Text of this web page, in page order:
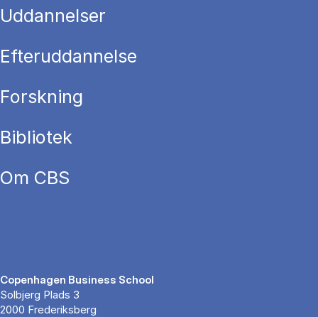
Uddannelser
Efteruddannelse
Forskning
Bibliotek
Om CBS
Copenhagen Business School
Solbjerg Plads 3
2000 Frederiksberg